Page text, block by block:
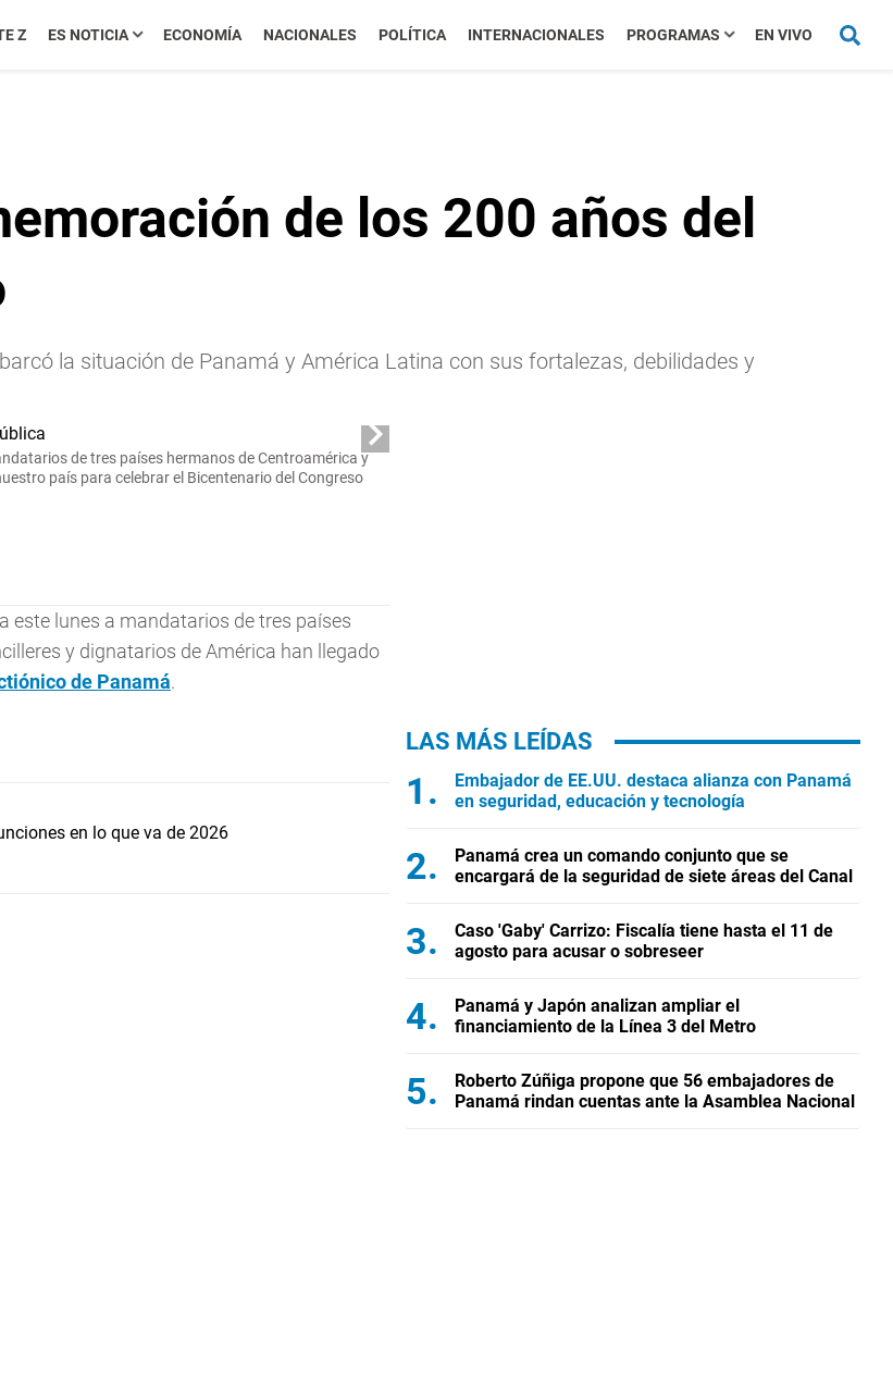
Z ES NOTICIA ECONOMÍA NACIONALES POLÍTICA INTERNACIONALES PROGRAMAS EN VIVO
de los 200 años del
la situación de Panamá y América Latina con sus fortalezas, debilidades y
de tres países hermanos de Centroamérica y
país para celebrar el Bicentenario del Congreso
este lunes a mandatarios de tres países
y dignatarios de América han llegado
de Panamá.
en lo que va de 2026
LAS MÁS LEÍDAS
Embajador de EE.UU. destaca alianza con Panamá
en seguridad, educación y tecnología
Panamá crea un comando conjunto que se
encargará de la seguridad de siete áreas del Canal
Caso 'Gaby' Carrizo: Fiscalía tiene hasta el 11 de
agosto para acusar o sobreseer
Panamá y Japón analizan ampliar el
financiamiento de la Línea 3 del Metro
Roberto Zúñiga propone que 56 embajadores de
Panamá rindan cuentas ante la Asamblea Nacional